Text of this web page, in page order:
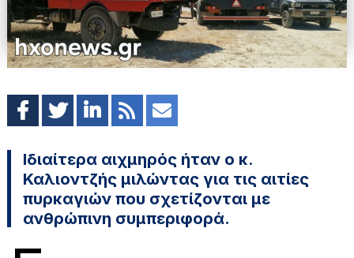
Ιδιαίτερα αιχμηρός ήταν ο κ.
Καλιοντζής μιλώντας για τις αιτίες
πυρκαγιών που σχετίζονται με
ανθρώπινη συμπεριφορά.